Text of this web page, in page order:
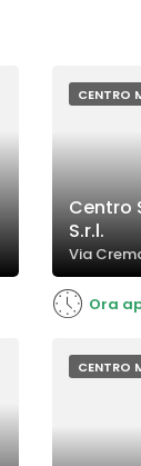
CENTRO
Centro
S.r.l.
Via
Ora
CENTRO